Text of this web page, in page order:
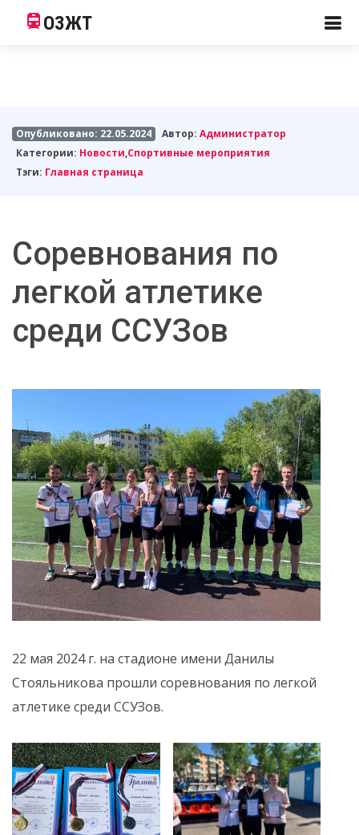
ОЗЖТ
Опубликовано: 22.05.2024 Автор:Администратор
Категории: Новости,Спортивные мероприятия
Тэги: Главная страница
Соревнования по
легкой атлетике
среди ССУЗов
22 мая 2024 г. на стадионе имени Данилы
Стояльникова прошли соревнования по легкой
атлетике среди ССУЗов.